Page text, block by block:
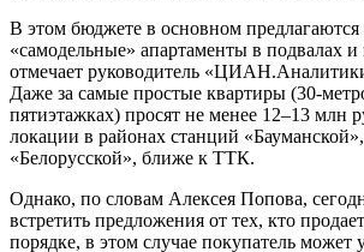
В этом бюджете в основном предлагаются
«самодельные» апартаменты в подвалах и
отмечает руководитель
Даже за самые простые квартиры (30-
пятиэтажках) просят не менее 12–13 млн
локации в районах станций
«Белорусской», ближе к ТТК.
Однако, по словам Алексея Попова,
встретить предложения от тех, кто
порядке, в этом случае покупатель может